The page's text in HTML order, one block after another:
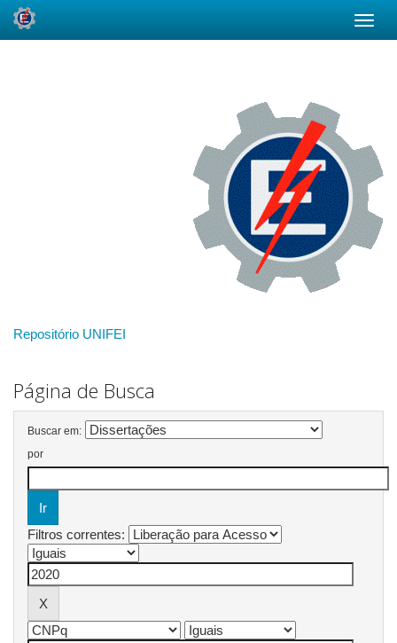
Repositório UNIFEI
Página de Busca
Buscar em:
por
Filtros correntes: